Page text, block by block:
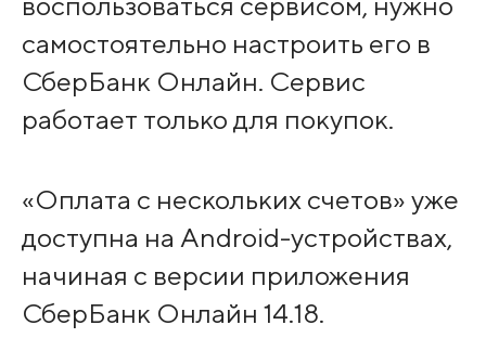
самостоятельно настроить его в
СберБанк Онлайн. Сервис
работает только для покупок.
«Оплата с нескольких счетов» уже
доступна на Android-устройствах,
начиная с версии приложения
СберБанк Онлайн 14.18.